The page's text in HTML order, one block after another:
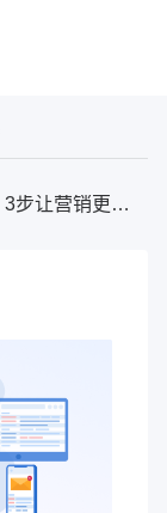
邮件列表清洗：3步让营销更精准